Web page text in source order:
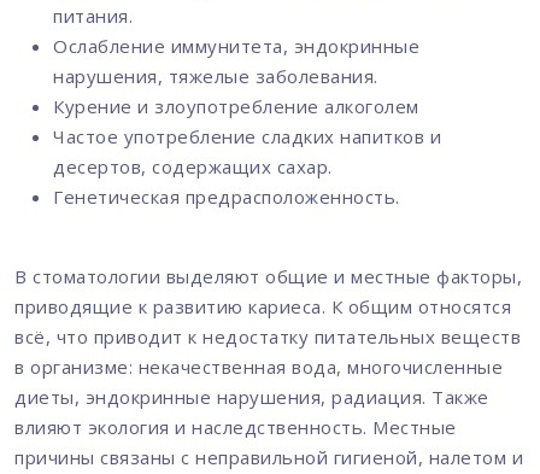
питания.
Ослабление иммунитета, эндокринные
нарушения, тяжелые заболевания.
Курение и злоупотребление алкоголем
Частое употребление сладких напитков и
десертов, содержащих сахар.
Генетическая предрасположенность.
В стоматологии выделяют общие и местные факторы,
приводящие к развитию кариеса. К общим относятся
всё, что приводит к недостатку питательных веществ
в организме: некачественная вода, многочисленные
диеты, эндокринные нарушения, радиация. Также
влияют экология и наследственность. Местные
причины связаны с неправильной гигиеной, налетом и